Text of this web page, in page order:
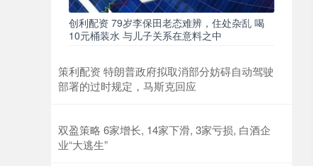
创利配资 79岁李保田老态难辨，住处杂乱 喝
10元桶装水 与儿子关系在意料之中
策利配资 特朗普政府拟取消部分妨碍自动驾驶
部署的过时规定，马斯克回应
双盈策略 6家增长, 14家下滑, 3家亏损, 白酒企
业“大逃生”